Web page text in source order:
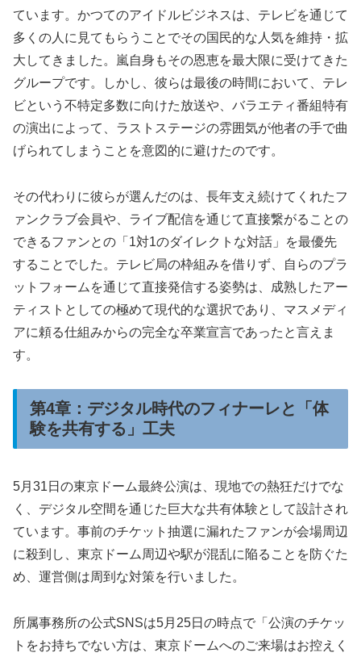
ています。かつてのアイドルビジネスは、テレビを通じて
多くの人に見てもらうことでその国民的な人気を維持・拡
大してきました。嵐自身もその恩恵を最大限に受けてきた
グループです。しかし、彼らは最後の時間において、テレ
ビという不特定多数に向けた放送や、バラエティ番組特有
の演出によって、ラストステージの雰囲気が他者の手で曲
げられてしまうことを意図的に避けたのです。
その代わりに彼らが選んだのは、長年支え続けてくれたフ
ァンクラブ会員や、ライブ配信を通じて直接繋がることの
できるファンとの「1対1のダイレクトな対話」を最優先
することでした。テレビ局の枠組みを借りず、自らのプラ
ットフォームを通じて直接発信する姿勢は、成熟したアー
ティストとしての極めて現代的な選択であり、マスメディ
アに頼る仕組みからの完全な卒業宣言であったと言えま
す。
第4章：デジタル時代のフィナーレと「体
験を共有する」工夫
5月31日の東京ドーム最終公演は、現地での熱狂だけでな
く、デジタル空間を通じた巨大な共有体験として設計され
ています。事前のチケット抽選に漏れたファンが会場周辺
に殺到し、東京ドーム周辺や駅が混乱に陥ることを防ぐた
め、運営側は周到な対策を行いました。
所属事務所の公式SNSは5月25日の時点で「公演のチケッ
トをお持ちでない方は、東京ドームへのご来場はお控えく